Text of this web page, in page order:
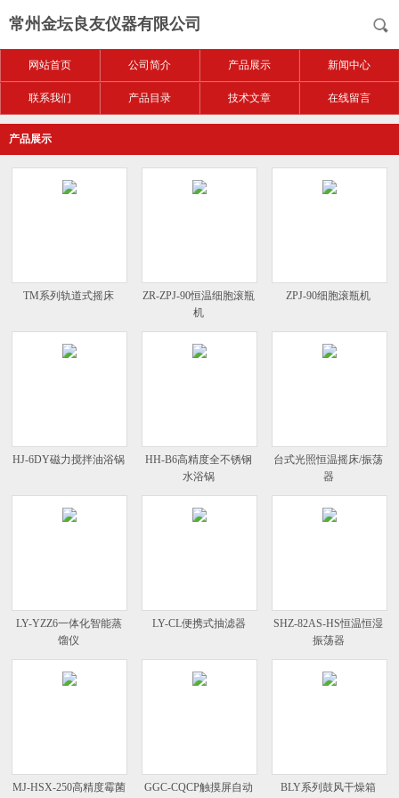
常州金坛良友仪器有限公司
网站首页 公司简介 产品展示 新闻中心
联系我们 产品目录 技术文章 在线留言
产品展示
TM系列轨道式摇床
ZR-ZPJ-90恒温细胞滚瓶
机
ZPJ-90细胞滚瓶机
HJ-6DY磁力搅拌油浴锅
HH-B6高精度全不锈钢
水浴锅
台式光照恒温摇床/振荡
器
LY-YZZ6一体化智能蒸
馏仪
LY-CL便携式抽滤器
SHZ-82AS-HS恒温恒湿
振荡器
MJ-HSX-250高精度霉菌
GGC-CQCP触摸屏自动
BLY系列鼓风干燥箱